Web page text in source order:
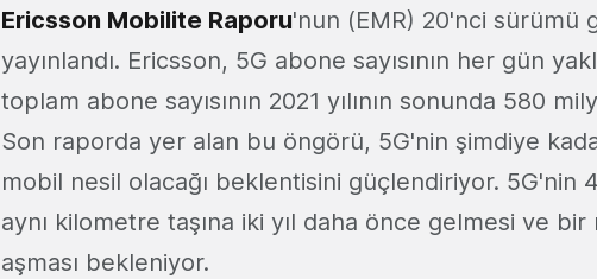
Ericsson Mobilite Raporu'nun (EMR) 20'nci sürümü
yayınlandı. Ericsson, 5G abone sayısının her gün
toplam abone sayısının 2021 yılının sonunda 580
Son raporda yer alan bu öngörü, 5G'nin şimdiye
mobil nesil olacağı beklentisini güçlendiriyor. 5G'nin
aynı kilometre taşına iki yıl daha önce gelmesi ve bir
aşması bekleniyor.